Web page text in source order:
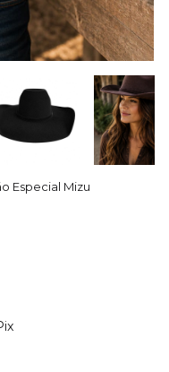
Especial Mizu